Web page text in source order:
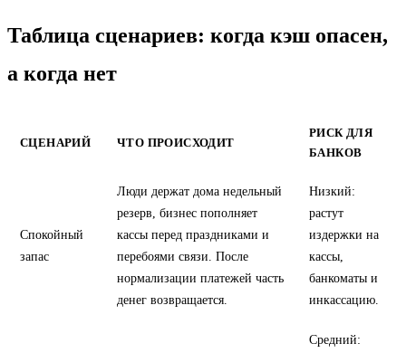
Таблица сценариев: когда кэш опасен,
а когда нет
СЦЕНАРИЙ ЧТО ПРОИСХОДИТ
РИСК ДЛЯ
БАНКОВ
Спокойный
запас
Люди держат дома недельный
резерв, бизнес пополняет
кассы перед праздниками и
перебоями связи. После
нормализации платежей часть
денег возвращается.
Низкий:
растут
издержки на
кассы,
банкоматы и
инкассацию.
Средний: